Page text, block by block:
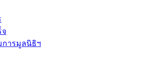
จ
ารมูลนิธิฯ